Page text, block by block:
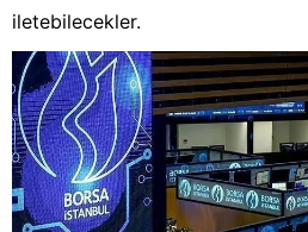
iletebilecekler.